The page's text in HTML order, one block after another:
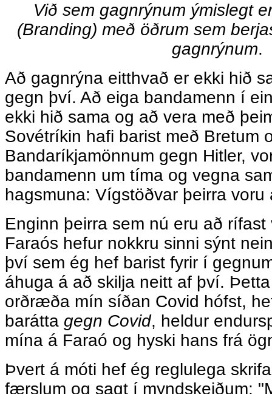
Við sem gagnrýnum ýmislegt
(Branding) með öðrum sem
gagnrýnum.
Að gagnrýna eitthvað er ekki hið
gegn því. Að eiga bandamenn í
ekki hið sama og að vera með
Sovétríkin hafi barist með Bretum
Bandaríkjamönnum gegn Hitler,
bandamenn um tíma og vegna
hagsmuna: Vígstöðvar þeirra voru
Enginn þeirra sem nú eru að rífast
Faraós hefur nokkru sinni sýnt
því sem ég hef barist fyrir í
áhuga á að skilja neitt af því.
orðræða mín síðan Covid hófst,
barátta gegn Covid, heldur
mína á Faraó og hyski hans frá
Þvert á móti hef ég reglulega
færslum og sagt í myndskeiðum;